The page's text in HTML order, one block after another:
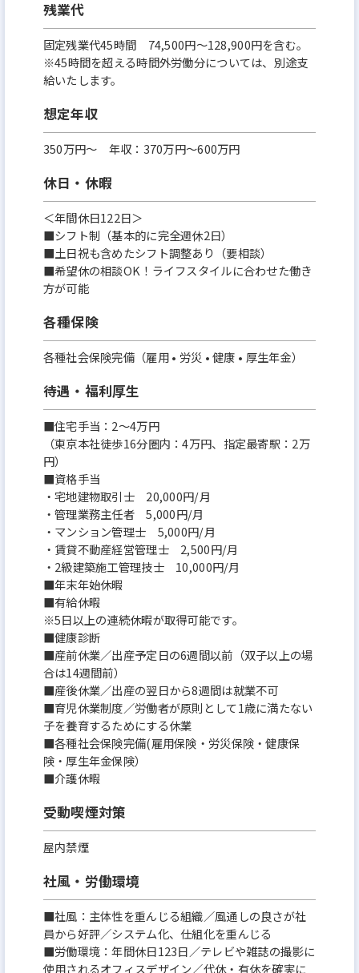
残業代
固定残業代45時間 74,500円〜128,900円を含む。
※45時間を超える時間外労働分については、別途支
給いたします。
想定年収
350万円〜 年収：370万円～600万円
休日・休暇
＜年間休日122日＞
■シフト制（基本的に完全週休2日）
■土日祝も含めたシフト調整あり（要相談）
■希望休の相談OK！ライフスタイルに合わせた働き
方が可能
各種保険
各種社会保険完備（雇用 • 労災 • 健康 • 厚生年金）
待遇・福利厚生
■住宅手当：2〜4万円
（東京本社徒歩16分圏内：4万円、指定最寄駅：2万
円）
■資格手当
・宅地建物取引士 20,000円/月
・管理業務主任者 5,000円/月
・マンション管理士 5,000円/月
・賃貸不動産経営管理士 2,500円/月
・2級建築施工管理技士 10,000円/月
■年末年始休暇
■有給休暇
※5日以上の連続休暇が取得可能です。
■健康診断
■産前休業／出産予定日の6週間以前（双子以上の場
合は14週間前）
■産後休業／出産の翌日から8週間は就業不可
■育児休業制度／労働者が原則として1歳に満たない
子を養育するためにする休業
■各種社会保険完備(雇用保険・労災保険・健康保
険・厚生年金保険）
■介護休暇
受動喫煙対策
屋内禁煙
社風・労働環境
■社風：主体性を重んじる組織／風通しの良さが社
員から好評／システム化、仕組化を重んじる
■労働環境：年間休日123日／テレビや雑誌の撮影に
使用されるオフィスデザイン／代休・有休を確実に